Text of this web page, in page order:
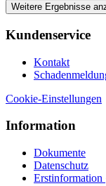
Weitere Ergebnisse
Kundenservice
Kontakt
Cookie-Einstellungen
Information
Dokumente
Datenschutz
Erstinformation